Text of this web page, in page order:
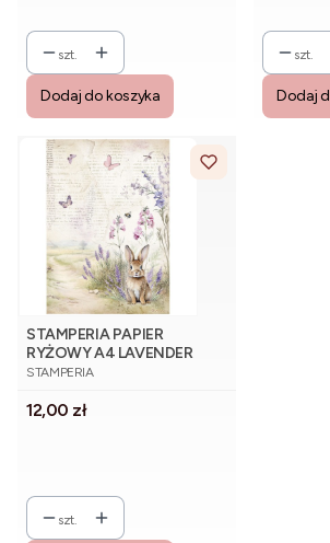
szt.
Dodaj do koszyka
szt.
Dodaj
STAMPERIA PAPIER
RYŻOWY A4 LAVENDER
ZAJĄCZEK KWIATY
PRODUCENT
STAMPERIA
Cena
12,00 zł
szt.